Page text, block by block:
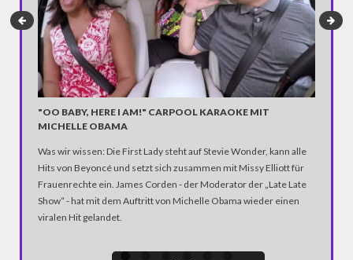
"OO BABY, HERE I AM!" CARPOOL KARAOKE MIT
MICHELLE OBAMA
Was wir wissen: Die First Lady steht auf Stevie Wonder, kann alle
Hits von Beyoncé und setzt sich zusammen mit Missy Elliott für
Frauenrechte ein. James Corden - der Moderator der „Late Late
Show“ - hat mit dem Auftritt von Michelle Obama wieder einen
viralen Hit gelandet.